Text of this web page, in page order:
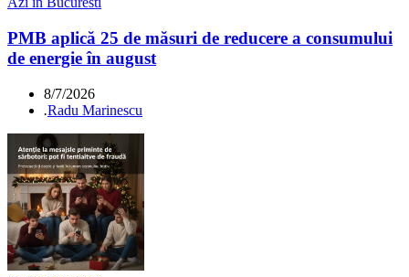
PMB aplică 25 de măsuri de reducere a consumului
de energie în august
8/7/2026
.Radu Marinescu